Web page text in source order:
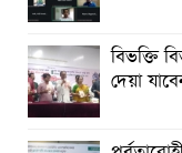
বিভক্তি
দেয়া